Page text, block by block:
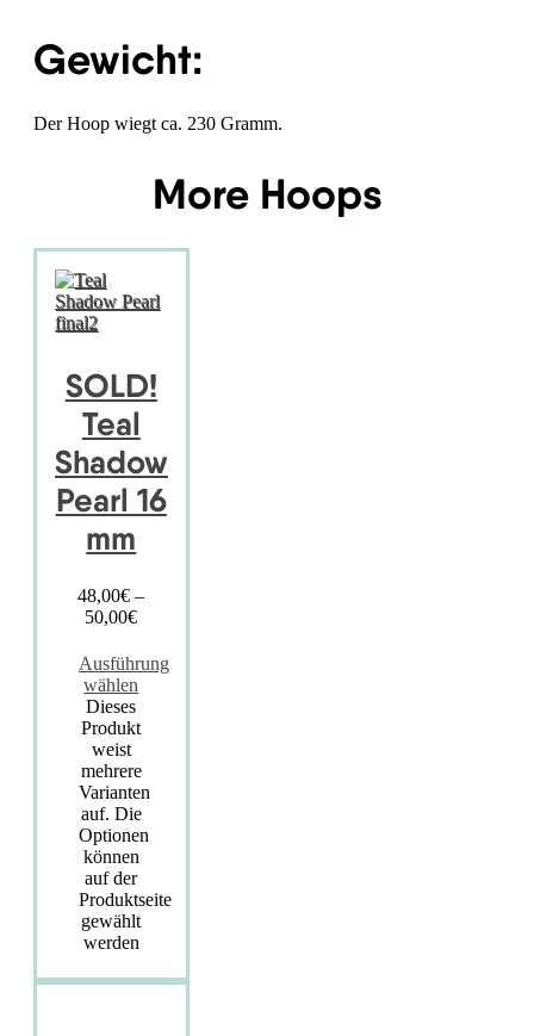
Gewicht:
Der Hoop wiegt ca. 230 Gramm.
More Hoops
SOLD!
Teal
Shadow
Pearl 16
mm
48,00€ –
50,00€
Ausführung
wählen
Dieses
Produkt
weist
mehrere
Varianten
auf. Die
Optionen
können
auf der
Produktseite
gewählt
werden